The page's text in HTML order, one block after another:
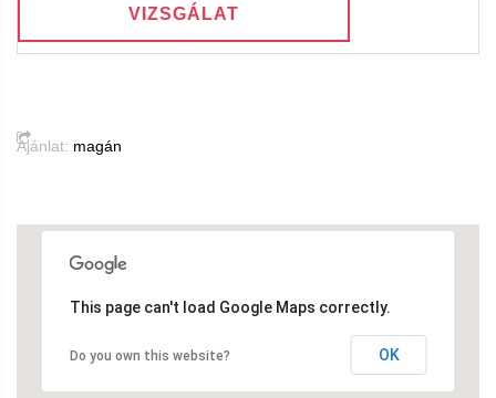
VIZSGÁLAT
Ajánlat: magán
This page can't load Google Maps correctly.
Do you own this website? OK